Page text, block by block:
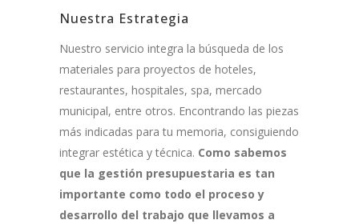
Nuestra Estrategia
Nuestro servicio integra la búsqueda de los
materiales para proyectos de hoteles,
restaurantes, hospitales, spa, mercado
municipal, entre otros. Encontrando las piezas
más indicadas para tu memoria, consiguiendo
integrar estética y técnica. Como sabemos
que la gestión presupuestaria es tan
importante como todo el proceso y
desarrollo del trabajo que llevamos a